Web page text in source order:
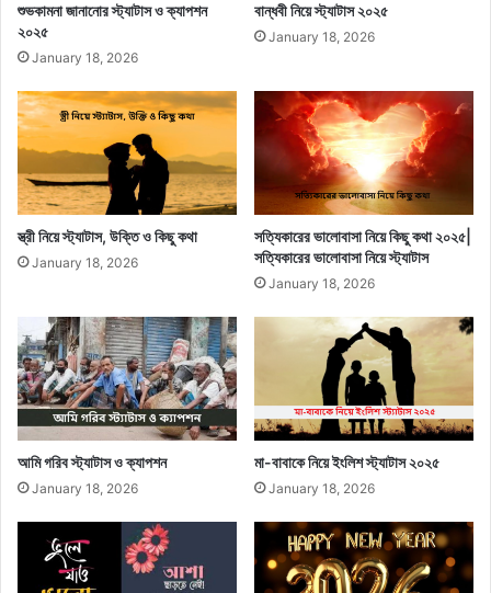
শুভকামনা জানানোর স্ট্যাটাস ও ক্যাপশন
২০২৫
January 18, 2026
বান্ধবী নিয়ে স্ট্যাটাস ২০২৫
January 18, 2026
স্ত্রী নিয়ে স্ট্যাটাস, উক্তি ও কিছু কথা
January 18, 2026
সত্যিকারের ভালোবাসা নিয়ে কিছু কথা ২০২৫|
সত্যিকারের ভালোবাসা নিয়ে স্ট্যাটাস
January 18, 2026
আমি গরিব স্ট্যাটাস ও ক্যাপশন
January 18, 2026
মা-বাবাকে নিয়ে ইংলিশ স্ট্যাটাস ২০২৫
January 18, 2026